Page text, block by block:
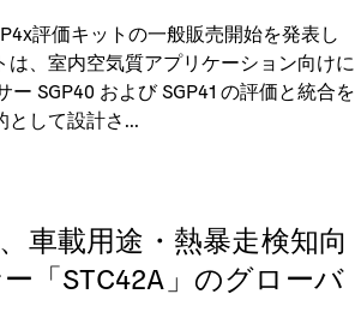
評価キットの一般販売開始を発表し
は、室内空気質アプリケーション向けに
SGP40 および SGP41 の評価と統合を
として設計さ...
車載用途・熱暴走検知向
「STC42A」のグローバ